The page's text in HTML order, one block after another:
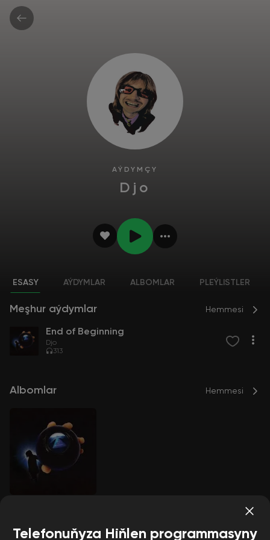
AÝDYMÇY
Djo
ESASY AÝDYMLAR ALBOMLAR PLEÝLISTLER
Meşhur aýdymlar Hemmesi
End of Beginning
Djo
313
Albomlar Hemmesi
Telefonuňyza Hiňlen programmasyny